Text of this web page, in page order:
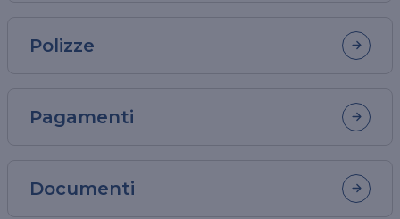
Polizze
Pagamenti
Documenti